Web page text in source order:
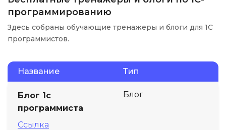
программированию
Здесь собраны обучающие тренажеры и блоги для 1С
программистов.
Название Тип
Блог 1с
программиста
Ссылка
Блог